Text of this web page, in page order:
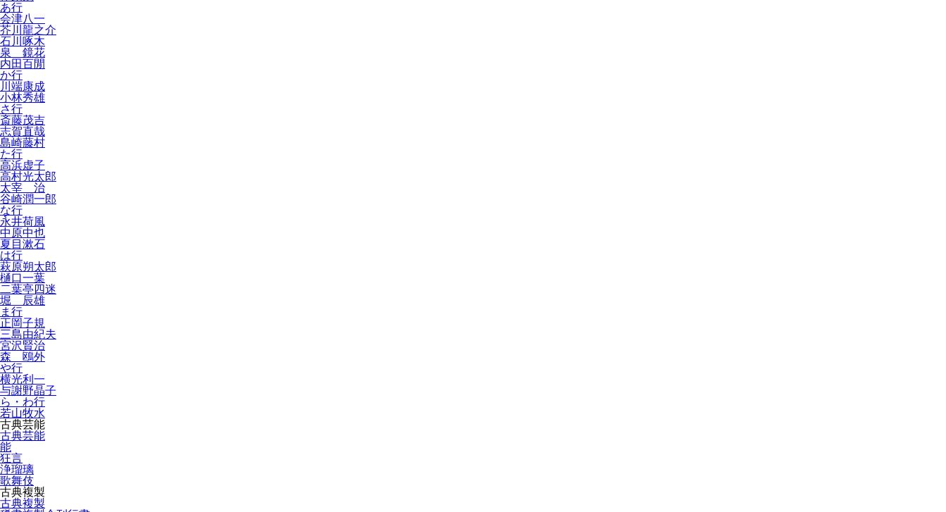
あ行
会津八一
芥川龍之介
石川啄木
泉 鏡花
内田百閒
か行
川端康成
小林秀雄
さ行
斎藤茂吉
志賀直哉
島崎藤村
た行
高浜虚子
高村光太郎
太宰 治
谷崎潤一郎
な行
永井荷風
中原中也
夏目漱石
は行
萩原朔太郎
樋口一葉
二葉亭四迷
堀 辰雄
ま行
正岡子規
三島由紀夫
宮沢賢治
森 鴎外
や行
横光利一
与謝野晶子
ら・わ行
若山牧水
古典芸能
古典芸能
能
狂言
浄瑠璃
歌舞伎
古典複製
古典複製